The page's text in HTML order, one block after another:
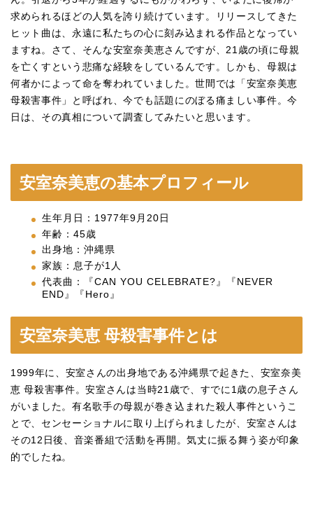
求められるほどの人気を誇り続けています。リリースしてきた
ヒット曲は、永遠に私たちの心に刻み込まれる作品となってい
ますね。さて、そんな安室奈美恵さんですが、21歳の頃に母親
を亡くすという悲痛な経験をしているんです。しかも、母親は
何者かによって命を奪われていました。世間では「安室奈美恵
母殺害事件」と呼ばれ、今でも話題にのぼる痛ましい事件。今
日は、その真相について調査してみたいと思います。
安室奈美恵の基本プロフィール
生年月日：1977年9月20日
年齢：45歳
出身地：沖縄県
家族：息子が1人
代表曲：『CAN YOU CELEBRATE?』『NEVER
END』『Hero』
安室奈美恵 母殺害事件とは
1999年に、安室さんの出身地である沖縄県で起きた、安室奈美
恵 母殺害事件。安室さんは当時21歳で、すでに1歳の息子さん
がいました。有名歌手の母親が巻き込まれた殺人事件というこ
とで、センセーショナルに取り上げられましたが、安室さんは
その12日後、音楽番組で活動を再開。気丈に振る舞う姿が印象
的でしたね。